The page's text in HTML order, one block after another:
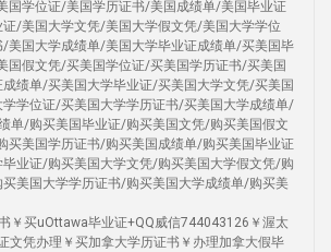
国学位证/美国学历证书/美国成绩单/美国毕业证
/美国大学文凭/美国大学假文凭/美国大学学位
美国大学成绩单/美国大学毕业证成绩单/买美国毕
国假文凭/买美国学位证/买美国学历证书/买美国
绩单/买美国大学毕业证/买美国大学文凭/买美国
学位证/买美国大学学历证书/买美国大学成绩单/
单/购买美国毕业证/购买美国文凭/购买美国假文
买美国学历证书/购买美国成绩单/购买美国毕业证
业证/购买美国大学文凭/购买美国大学假文凭/购
美国大学学历证书/购买美国大学成绩单/购买美
￥买uOttawa毕业证+QQ威信744043126￥渥太
文凭办理￥买加拿大学历证书￥办理加拿大假毕